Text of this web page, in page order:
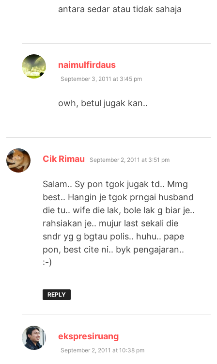
antara sedar atau tidak sahaja
naimulfirdaus
September 3, 2011 at 3:45 pm
owh, betul jugak kan..
Cik Rimau says:
September 2, 2011 at 3:51 pm
Salam.. Sy pon tgok jugak td.. Mmg
best.. Hangin je tgok prngai husband
die tu.. wife die lak, bole lak g biar je..
rahsiakan je.. mujur last sekali die
sndr yg g bgtau polis.. huhu.. pape
pon, best cite ni.. byk pengajaran..
:-)
REPLY
ekspresiruang
September 2, 2011 at 10:38 pm